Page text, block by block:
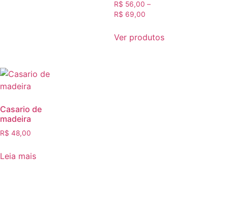
R$ 56,00 –
R$ 69,00
Ver produtos
Casario de
madeira
R$ 48,00
Leia mais